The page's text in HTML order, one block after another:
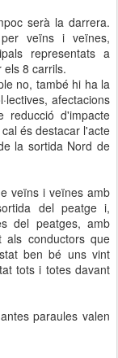
serà la darrera.
veïns i veïnes,
representats a
els 8 carrils.
no, també hi ha la
afectacions
reducció d'impacte
és destacar l'acte
la sortida Nord de
veïns i veïnes amb
del peatge i,
del peatges, amb
als conductors que
ben bé uns vint
tots i totes davant
paraules valen